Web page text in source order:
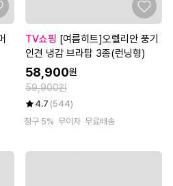
TV쇼핑
인견 냉감 브라탑 3종(런닝형)
58,900원
59,900원
4.7 (544)
청구 5% 무이자 무료배송